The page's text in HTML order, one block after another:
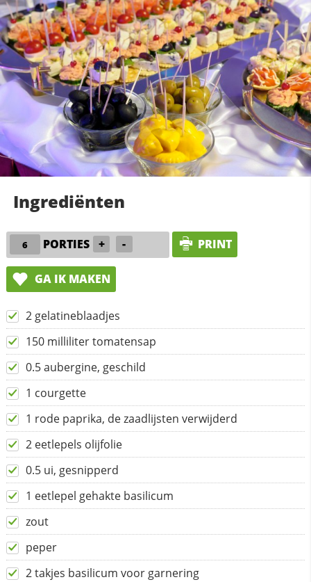
Ingrediënten
PORTIES + - PRINT
GA IK MAKEN
2 gelatineblaadjes
150 milliliter tomatensap
0.5 aubergine, geschild
1 courgette
1 rode paprika, de zaadlijsten verwijderd
2 eetlepels olijfolie
0.5 ui, gesnipperd
1 eetlepel gehakte basilicum
zout
peper
2 takjes basilicum voor garnering